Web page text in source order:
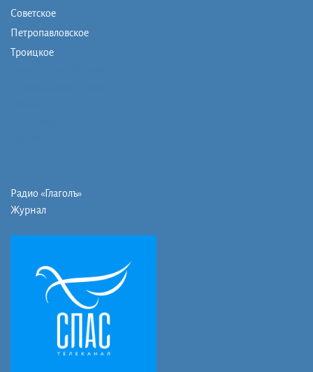
Советское
Петропавловское
Троицкое
Радио «Глаголъ»
Журнал